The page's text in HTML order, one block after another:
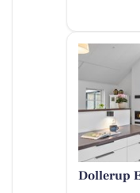
Dollerup